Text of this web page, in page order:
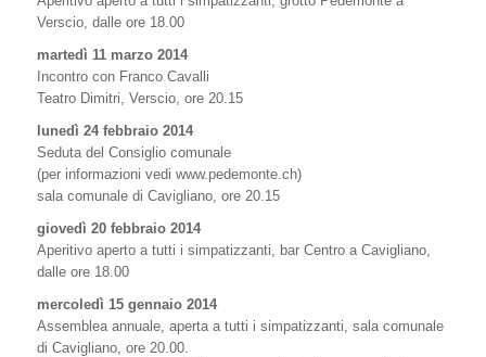
Verscio, dalle ore 18.00
martedì 11 marzo 2014
Incontro con Franco Cavalli
Teatro Dimitri, Verscio, ore 20.15
lunedì 24 febbraio 2014
Seduta del Consiglio comunale
(per informazioni vedi www.pedemonte.ch)
sala comunale di Cavigliano, ore 20.15
giovedì 20 febbraio 2014
Aperitivo aperto a tutti i simpatizzanti, bar Centro a Cavigliano,
dalle ore 18.00
mercoledì 15 gennaio 2014
Assemblea annuale, aperta a tutti i simpatizzanti, sala comunale
di Cavigliano, ore 20.00.